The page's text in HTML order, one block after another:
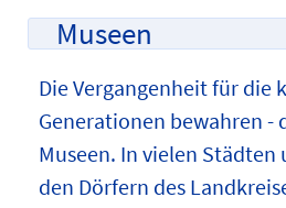
Museen
Die Vergangenheit für die
Generationen bewahren -
Museen. In vielen Städten
den Dörfern des